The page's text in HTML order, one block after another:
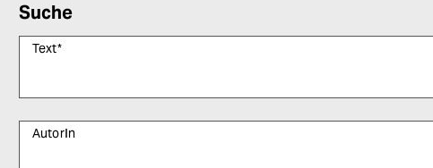
Suche
Text*
AutorIn